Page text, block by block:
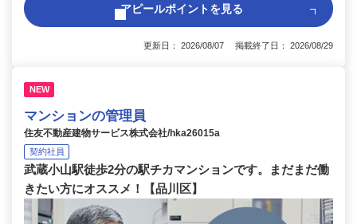
アピールポイントを見る
更新日： 2026/08/07 掲載終了日： 2026/08/29
NEW
マンションの管理員
住友不動産建物サービス株式会社/hka26015a
契約社員
武蔵小山駅徒歩2分の駅チカマンションです。まだまだ働
きたい方にオススメ！【品川区】